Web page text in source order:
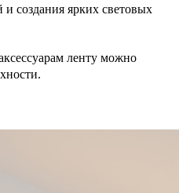
создания ярких световых
ленту можно